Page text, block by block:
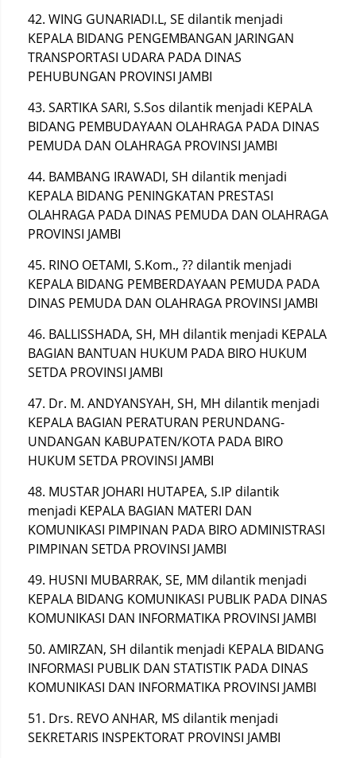
42. WING GUNARIADI.L, SE dilantik menjadi
KEPALA BIDANG PENGEMBANGAN JARINGAN
TRANSPORTASI UDARA PADA DINAS
PEHUBUNGAN PROVINSI JAMBI
43. SARTIKA SARI, S.Sos dilantik menjadi KEPALA
BIDANG PEMBUDAYAAN OLAHRAGA PADA DINAS
PEMUDA DAN OLAHRAGA PROVINSI JAMBI
44. BAMBANG IRAWADI, SH dilantik menjadi
KEPALA BIDANG PENINGKATAN PRESTASI
OLAHRAGA PADA DINAS PEMUDA DAN OLAHRAGA
PROVINSI JAMBI
45. RINO OETAMI, S.Kom., ?? dilantik menjadi
KEPALA BIDANG PEMBERDAYAAN PEMUDA PADA
DINAS PEMUDA DAN OLAHRAGA PROVINSI JAMBI
46. BALLISSHADA, SH, MH dilantik menjadi KEPALA
BAGIAN BANTUAN HUKUM PADA BIRO HUKUM
SETDA PROVINSI JAMBI
47. Dr. M. ANDYANSYAH, SH, MH dilantik menjadi
KEPALA BAGIAN PERATURAN PERUNDANG-
UNDANGAN KABUPATEN/KOTA PADA BIRO
HUKUM SETDA PROVINSI JAMBI
48. MUSTAR JOHARI HUTAPEA, S.IP dilantik
menjadi KEPALA BAGIAN MATERI DAN
KOMUNIKASI PIMPINAN PADA BIRO ADMINISTRASI
PIMPINAN SETDA PROVINSI JAMBI
49. HUSNI MUBARRAK, SE, MM dilantik menjadi
KEPALA BIDANG KOMUNIKASI PUBLIK PADA DINAS
KOMUNIKASI DAN INFORMATIKA PROVINSI JAMBI
50. AMIRZAN, SH dilantik menjadi KEPALA BIDANG
INFORMASI PUBLIK DAN STATISTIK PADA DINAS
KOMUNIKASI DAN INFORMATIKA PROVINSI JAMBI
51. Drs. REVO ANHAR, MS dilantik menjadi
SEKRETARIS INSPEKTORAT PROVINSI JAMBI